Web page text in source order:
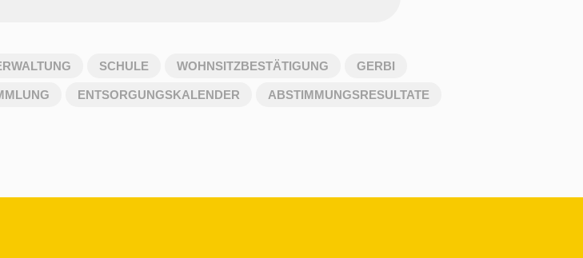
SCHULE WOHNSITZBESTÄTIGUNG GERBI
ENTSORGUNGSKALENDER ABSTIMMUNGSRESULTATE